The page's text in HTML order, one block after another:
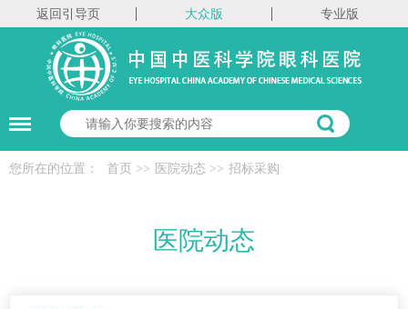
返回引导页 大众版 专业版
您所在的位置： 首页 >> 医院动态 >> 招标采购
医院动态